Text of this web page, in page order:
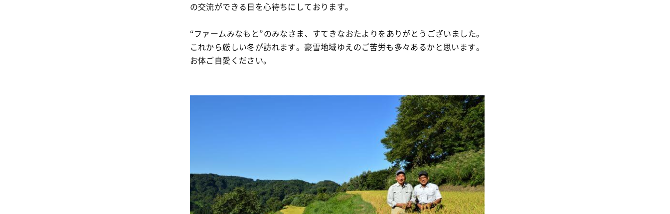
の交流ができる日を心待ちにしております。
“ファームみなもと”のみなさま、すてきなおたよりをありがとうございました。
これから厳しい冬が訪れます。豪雪地域ゆえのご苦労も多々あるかと思います。
お体ご自愛ください。